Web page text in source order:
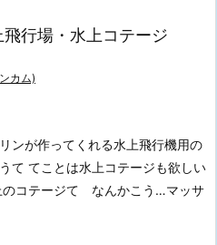
行場・水上コテージ
カム)
ンが作ってくれる水上飛行機用の
て てことは水上コテージも欲しい
のコテージて なんかこう…マッサ